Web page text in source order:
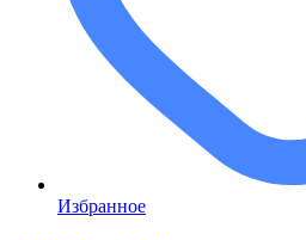
Избранное